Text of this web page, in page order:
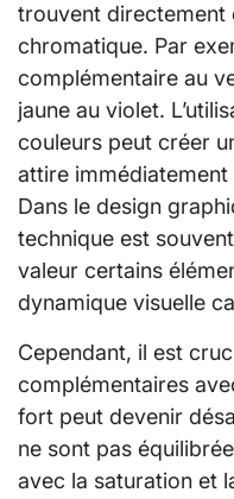
trouvent directement
chromatique. Par
complémentaire au
jaune au violet.
couleurs peut créer
attire immédiatement
Dans le design
technique est
valeur certains
dynamique visuelle
Cependant, il est
complémentaires
fort peut devenir
ne sont pas
avec la saturation et